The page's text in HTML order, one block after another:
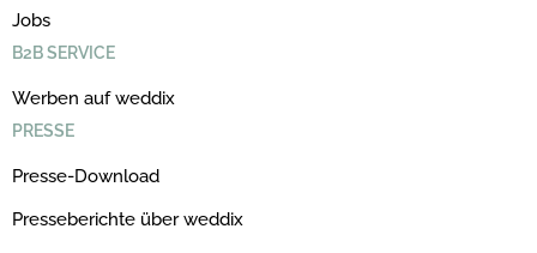
Jobs
B2B SERVICE
Werben auf weddix
PRESSE
Presse-Download
Presseberichte über weddix